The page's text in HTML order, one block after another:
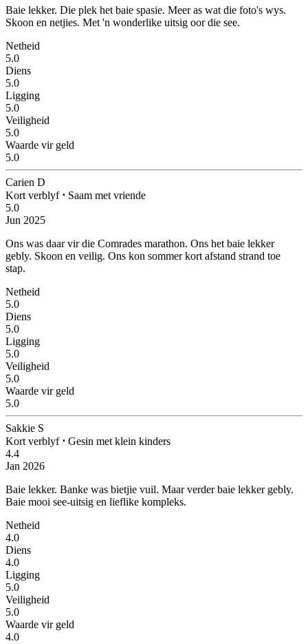
Baie lekker. Die plek het baie spasie. Meer as wat die foto's wys.
Skoon en netjies. Met 'n wonderlike uitsig oor die see.
Netheid
5.0
Diens
5.0
Ligging
5.0
Veiligheid
5.0
Waarde vir geld
5.0
Carien D
Kort verblyf ⋅ Saam met vriende
5.0
Jun 2025
Ons was daar vir die Comrades marathon. Ons het baie lekker
gebly. Skoon en veilig. Ons kon sommer kort afstand strand toe
stap.
Netheid
5.0
Diens
5.0
Ligging
5.0
Veiligheid
5.0
Waarde vir geld
5.0
Sakkie S
Kort verblyf ⋅ Gesin met klein kinders
4.4
Jan 2026
Baie lekker. Banke was bietjie vuil. Maar verder baie lekker gebly.
Baie mooi see-uitsig en lieflike kompleks.
Netheid
4.0
Diens
4.0
Ligging
5.0
Veiligheid
5.0
Waarde vir geld
4.0